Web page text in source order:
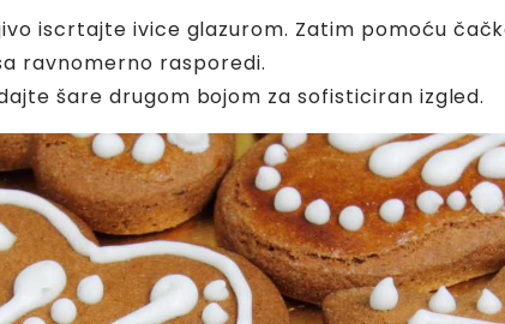
iscrtajte ivice glazurom. Zatim pomoću
ravnomerno rasporedi.
šare drugom bojom za sofisticiran izgled.